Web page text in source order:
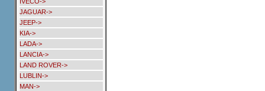
JAGUAR->
JEEP->
KIA->
LADA->
LANCIA->
LAND ROVER->
LUBLIN->
MAN->